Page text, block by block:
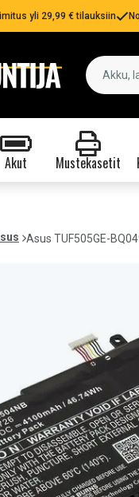
yli 29,99 € tilauksiin
Akut Mustekasetit
Asus TUF505GE-